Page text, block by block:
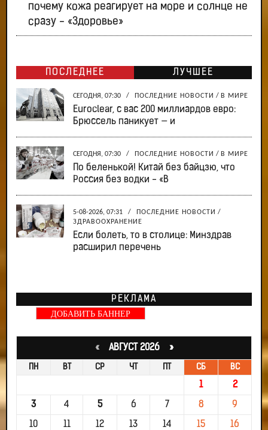
почему кожа реагирует на море и солнце не
сразу - «Здоровье»
ПОСЛЕДНЕЕ ЛУЧШЕЕ
СЕГОДНЯ, 07:30 / ПОСЛЕДНИЕ НОВОСТИ / В МИРЕ
Euroclear, с вас 200 миллиардов евро:
Брюссель паникует — и
СЕГОДНЯ, 07:30 / ПОСЛЕДНИЕ НОВОСТИ / В МИРЕ
По беленькой! Китай без байцзю, что
Россия без водки - «В
5-08-2026, 07:31 / ПОСЛЕДНИЕ НОВОСТИ /
ЗДРАВООХРАНЕНИЕ
Если болеть, то в столице: Минздрав
расширил перечень
РЕКЛАМА
ДОБАВИТЬ БАННЕР
«АВГУСТ 2026 »
ПН ВТ СР ЧТ ПТ СБ ВС
1 2
3 4 5 6 7 8 9
10 11 12 13 14 15 16